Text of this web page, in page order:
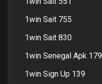
1win Sait 755
1win Sait 830
1win Senegal Apk 179
1win Sign Up 139